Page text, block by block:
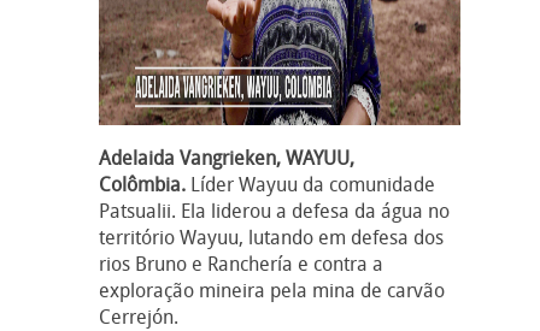
Adelaida Vangrieken, WAYUU,
Colômbia. Líder Wayuu da comunidade
Patsualii. Ela liderou a defesa da água no
território Wayuu, lutando em defesa dos
rios Bruno e Ranchería e contra a
exploração mineira pela mina de carvão
Cerrejón.